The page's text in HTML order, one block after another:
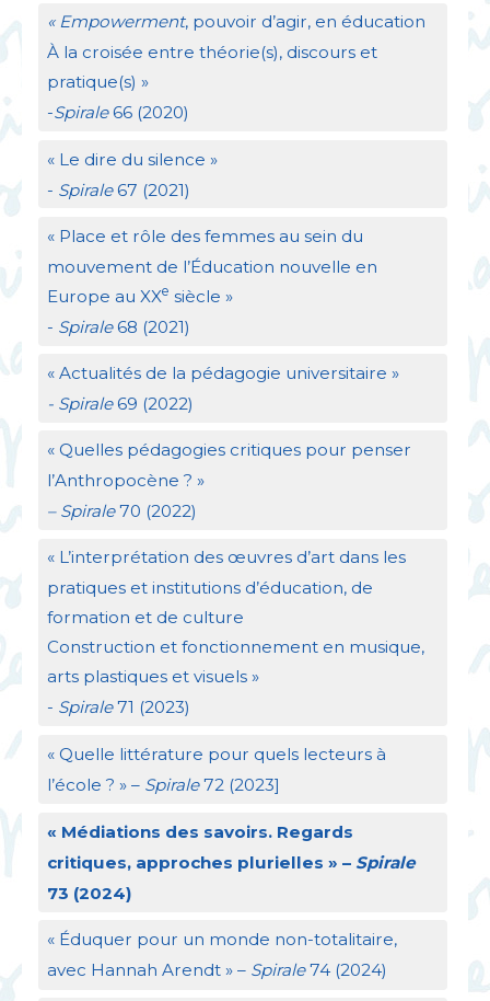
« Empowerment, pouvoir d’agir, en éducation
À la croisée entre théorie(s), discours et
pratique(s) »
-Spirale66 (2020)
« Le dire du silence »
- Spirale67 (2021)
« Place et rôle des femmes au sein du
mouvement de l’Éducation nouvelle en
Europe au XXe siècle »
- Spirale68 (2021)
« Actualités de la pédagogie universitaire »
- Spirale69 (2022)
« Quelles pédagogies critiques pour penser
l’Anthropocène ? »
– Spirale70 (2022)
« L’interprétation des œuvres d’art dans les
pratiques et institutions d’éducation, de
formation et de culture
Construction et fonctionnement en musique,
arts plastiques et visuels »
- Spirale71 (2023)
« Quelle littérature pour quels lecteurs à
l’école ? » – Spirale72 (2023]
« Médiations des savoirs. Regards
critiques, approches plurielles » – Spirale
73 (2024)
« Éduquer pour un monde non-totalitaire,
avec Hannah Arendt » – Spirale74 (2024)